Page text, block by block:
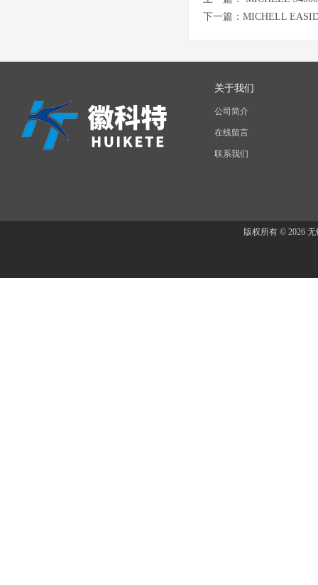
下一篇： MICHELL
关于我们
公司简介
在线留言
联系我们
版权所有 © 2026